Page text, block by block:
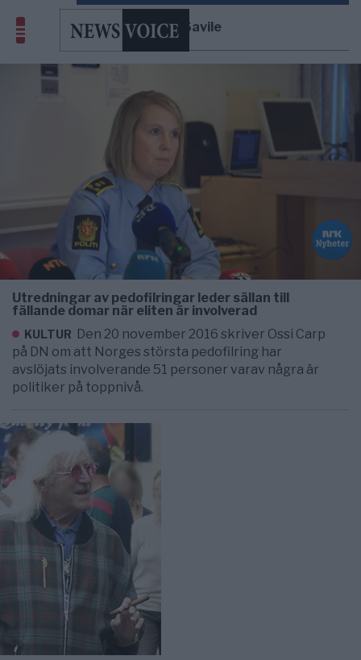
Jimmy Savile
Utredningar av pedofilringar leder sällan till
fällande domar när eliten är involverad
KULTUR Den 20 november 2016 skriver Ossi Carp
på DN om att Norges största pedofilring har
avslöjats involverande 51 personer varav några är
politiker på toppnivå.